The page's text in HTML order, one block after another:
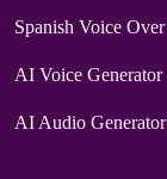
Spanish Voice Over
AI Voice Generator
AI Audio Generator